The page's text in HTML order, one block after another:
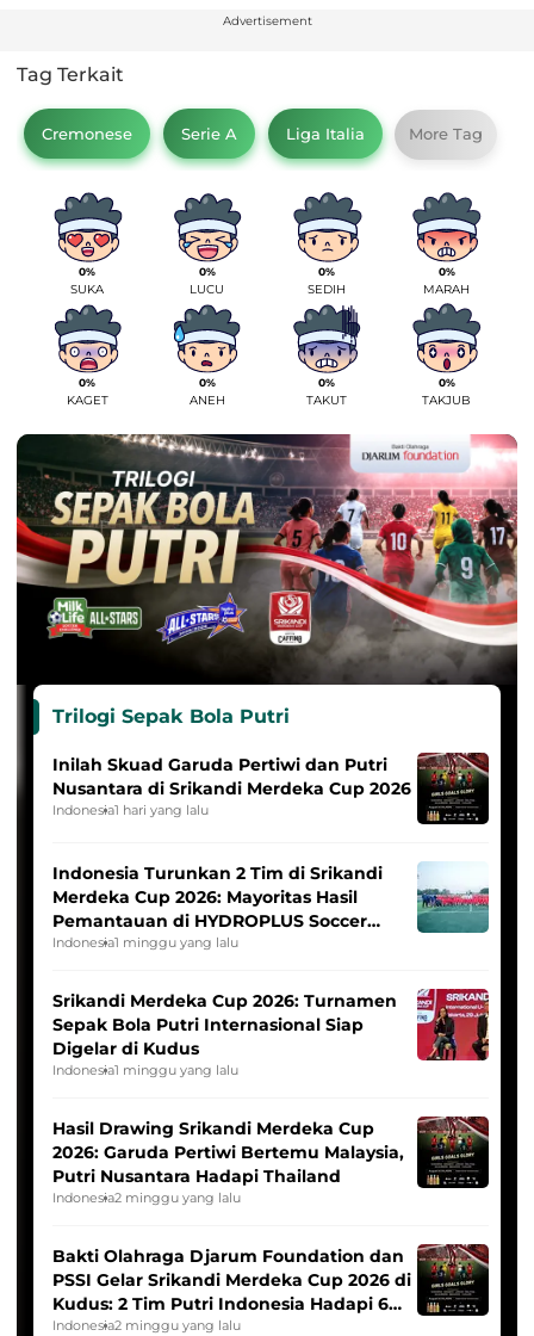
Advertisement
Tag Terkait
Cremonese Serie A Liga Italia More Tag
0%
SUKA
0%
LUCU
0%
SEDIH
0%
MARAH
0%
KAGET
0%
ANEH
0%
TAKUT
0%
TAKJUB
Trilogi Sepak Bola Putri
Inilah Skuad Garuda Pertiwi dan Putri
Nusantara di Srikandi Merdeka Cup 2026
Indonesia1 hari yang lalu
Indonesia Turunkan 2 Tim di Srikandi
Merdeka Cup 2026: Mayoritas Hasil
Pemantauan di HYDROPLUS Soccer
League
Indonesia1 minggu yang lalu
Srikandi Merdeka Cup 2026: Turnamen
Sepak Bola Putri Internasional Siap
Digelar di Kudus
Indonesia1 minggu yang lalu
Hasil Drawing Srikandi Merdeka Cup
2026: Garuda Pertiwi Bertemu Malaysia,
Putri Nusantara Hadapi Thailand
Indonesia2 minggu yang lalu
Bakti Olahraga Djarum Foundation dan
PSSI Gelar Srikandi Merdeka Cup 2026 di
Kudus: 2 Tim Putri Indonesia Hadapi 6
Tim Asia
Indonesia2 minggu yang lalu